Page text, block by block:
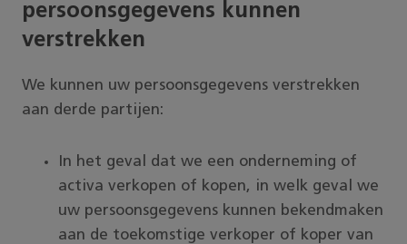
persoonsgegevens kunnen
verstrekken
We kunnen uw persoonsgegevens verstrekken
aan derde partijen:
In het geval dat we een onderneming of
activa verkopen of kopen, in welk geval we
uw persoonsgegevens kunnen bekendmaken
aan de toekomstige verkoper of koper van